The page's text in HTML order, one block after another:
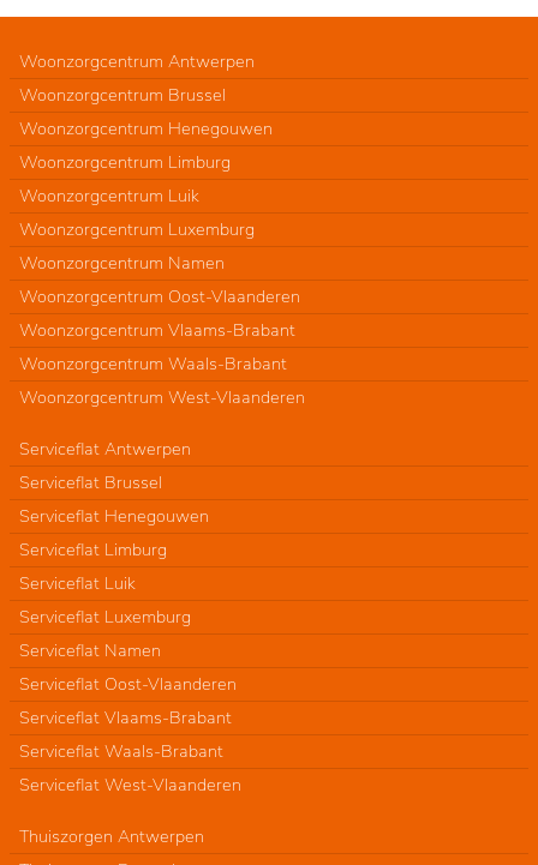
Woonzorgcentrum Antwerpen
Woonzorgcentrum Brussel
Woonzorgcentrum Henegouwen
Woonzorgcentrum Limburg
Woonzorgcentrum Luik
Woonzorgcentrum Luxemburg
Woonzorgcentrum Namen
Woonzorgcentrum Oost-Vlaanderen
Woonzorgcentrum Vlaams-Brabant
Woonzorgcentrum Waals-Brabant
Woonzorgcentrum West-Vlaanderen
Serviceflat Antwerpen
Serviceflat Brussel
Serviceflat Henegouwen
Serviceflat Limburg
Serviceflat Luik
Serviceflat Luxemburg
Serviceflat Namen
Serviceflat Oost-Vlaanderen
Serviceflat Vlaams-Brabant
Serviceflat Waals-Brabant
Serviceflat West-Vlaanderen
Thuiszorgen Antwerpen